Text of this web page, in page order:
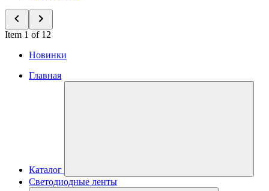
Item 1 of 12
Новинки
Главная
Каталог
Светодиодные ленты